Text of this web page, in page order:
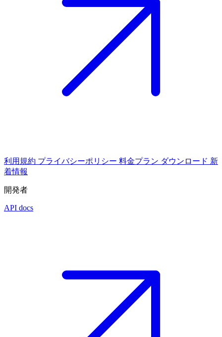
利用規約 プライバシーポリシー 料金プラン ダウンロード 新
着情報
開発者
API docs